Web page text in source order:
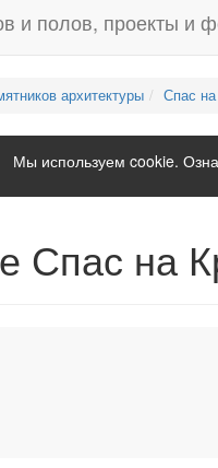
архитектуры Спас
Мы используем cookie.
Спас на